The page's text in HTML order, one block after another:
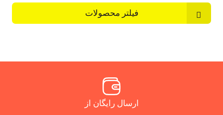
فیلتر محصولات
ارسال رایگان از